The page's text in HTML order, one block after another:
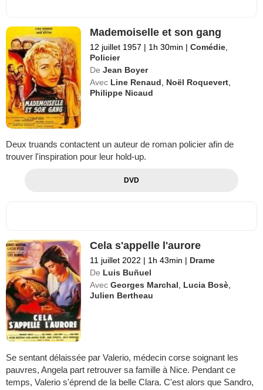
Mademoiselle et son gang
12 juillet 1957 | 1h 30min | Comédie
Policier
De Jean Boyer
Avec Line Renaud Noël Roquevert
Philippe Nicaud
Deux truands contactent un auteur de roman policier afin de
trouver l'inspiration pour leur hold-up.
DVD
Cela s'appelle l'aurore
11 juillet 2022 | 1h 43min | Drame
De Luis Buñuel
Avec Georges Marchal Lucia Bosè
Julien Bertheau
Se sentant délaissée par Valerio, médecin corse soignant les
pauvres, Angela part retrouver sa famille à Nice. Pendant ce
temps, Valerio s'éprend de la belle Clara. C'est alors que Sandro,